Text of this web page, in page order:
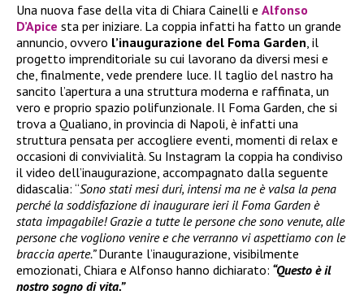
Una nuova fase della vita di Chiara Cainelli e Alfonso
D’Apice sta per iniziare. La coppia infatti ha fatto un grande
annuncio, ovvero l’inaugurazione del Foma Garden , il
progetto imprenditoriale su cui lavorano da diversi mesi e
che, finalmente, vede prendere luce. Il taglio del nastro ha
sancito l’apertura a una struttura moderna e raffinata, un
vero e proprio spazio polifunzionale. Il Foma Garden, che si
trova a Qualiano, in provincia di Napoli, è infatti una
struttura pensata per accogliere eventi, momenti di relax e
occasioni di convivialità. Su Instagram la coppia ha condiviso
il video dell’inaugurazione, accompagnato dalla seguente
didascalia: “Sono stati mesi duri, intensi ma ne è valsa la pena
perché la soddisfazione di inaugurare ieri il Foma Garden è
stata impagabile! Grazie a tutte le persone che sono venute, alle
persone che vogliono venire e che verranno vi aspettiamo con le
braccia aperte.”Durante l’inaugurazione, visibilmente
emozionati, Chiara e Alfonso hanno dichiarato: “Questo è il
nostro sogno di vita.”